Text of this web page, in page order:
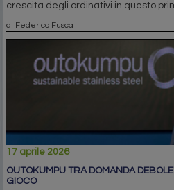
crescita degli ordinativi in questo
di Federico Fusca
17 aprile 2026
OUTOKUMPU TRA DOMANDA
GIOCO